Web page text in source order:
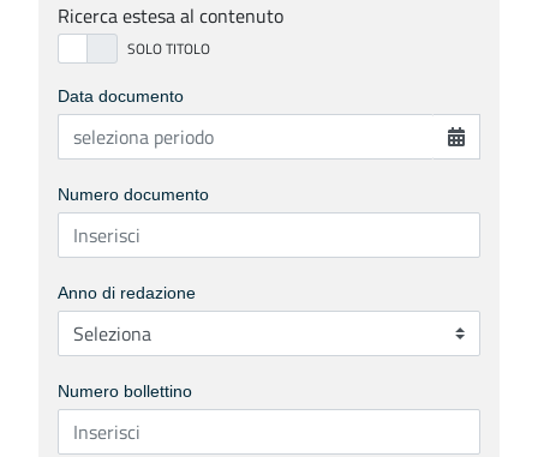
Ricerca estesa al contenuto
Data documento
Numero documento
Anno di redazione
Numero bollettino